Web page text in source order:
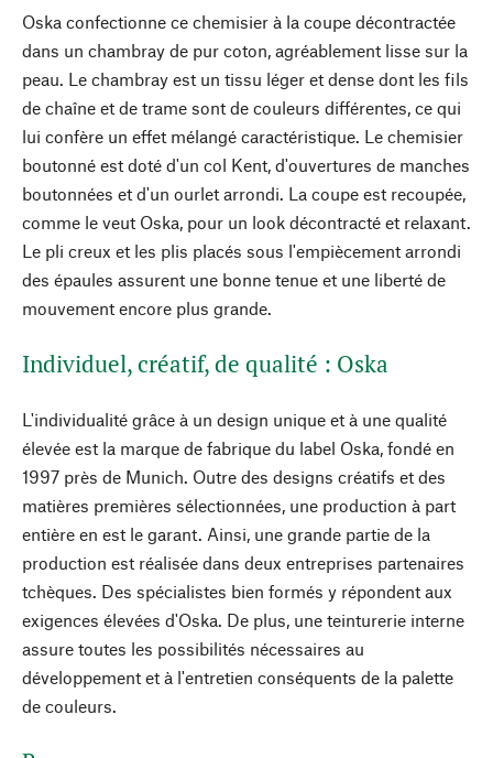
Oska confectionne ce chemisier à la coupe décontractée
dans un chambray de pur coton, agréablement lisse sur la
peau. Le chambray est un tissu léger et dense dont les fils
de chaîne et de trame sont de couleurs différentes, ce qui
lui confère un effet mélangé caractéristique. Le chemisier
boutonné est doté d'un col Kent, d'ouvertures de manches
boutonnées et d'un ourlet arrondi. La coupe est recoupée,
comme le veut Oska, pour un look décontracté et relaxant.
Le pli creux et les plis placés sous l'empiècement arrondi
des épaules assurent une bonne tenue et une liberté de
mouvement encore plus grande.
Individuel, créatif, de qualité : Oska
L'individualité grâce à un design unique et à une qualité
élevée est la marque de fabrique du label Oska, fondé en
1997 près de Munich. Outre des designs créatifs et des
matières premières sélectionnées, une production à part
entière en est le garant. Ainsi, une grande partie de la
production est réalisée dans deux entreprises partenaires
tchèques. Des spécialistes bien formés y répondent aux
exigences élevées d'Oska. De plus, une teinturerie interne
assure toutes les possibilités nécessaires au
développement et à l'entretien conséquents de la palette
de couleurs.